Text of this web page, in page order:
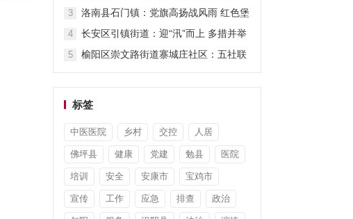
3
洛南县石门镇：党旗高扬战风雨 红色堡
4
长安区引镇街道：迎“汛”而上 多措并举
5
榆阳区崇文路街道寨城庄社区：五社联
标签
中医医院 乡村 交控 人居
佛坪县 健康 党建 勉县 医院
培训 安全 安康市 宝鸡市
宣传 工作 应急 排查 政治